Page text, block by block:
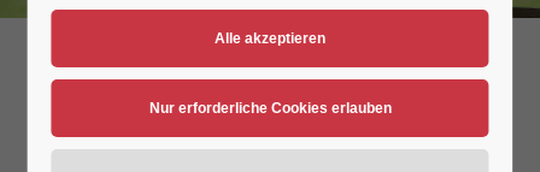
SupportVorstand der Bogenschützen